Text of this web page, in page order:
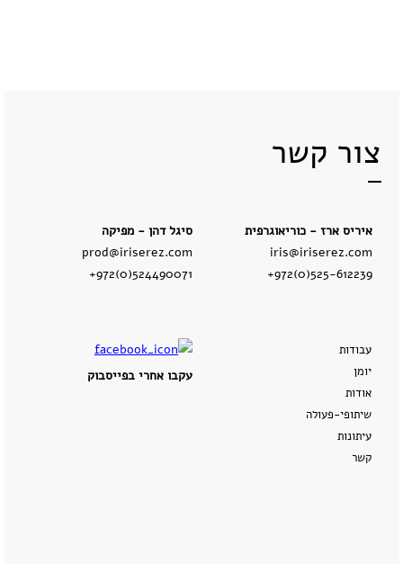
צור קשר
איריס ארז - כוריאוגרפית
iris@iriserez.com
+972(0)525-612239
סיגל דהן - מפיקה
prod@iriserez.com
+972(0)524490071
עבודות
יומן
אודות
שיתופי-פעולה
עיתונות
קשר
עקבו אחרי בפייסבוק